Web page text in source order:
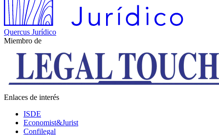
Quercus Jurídico
Miembro de
Enlaces de interés
ISDE
Economist&Jurist
Confilegal